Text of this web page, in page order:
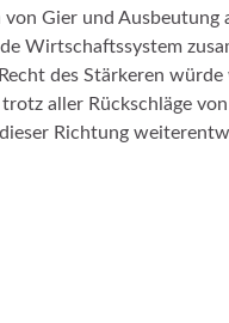
Gier und
Wirtschaftssystem
des Stärkeren
aller Rückschläge
Richtung